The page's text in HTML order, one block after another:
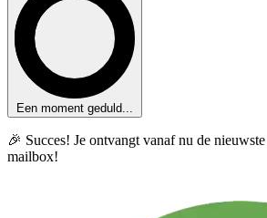
Een moment geduld...
🎉 Succes! Je ontvangt vanaf nu de
mailbox!